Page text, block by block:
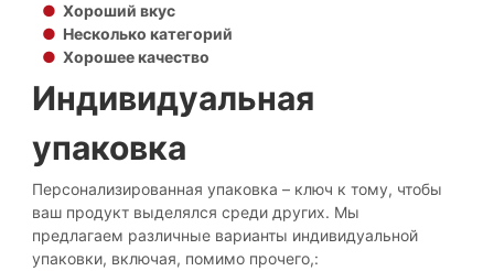
● Хороший вкус
● Несколько категорий
● Хорошее качество
Индивидуальная
упаковка
Персонализированная упаковка – ключ к тому, чтобы
ваш продукт выделялся среди других. Мы
предлагаем различные варианты индивидуальной
упаковки, включая, помимо прочего,: